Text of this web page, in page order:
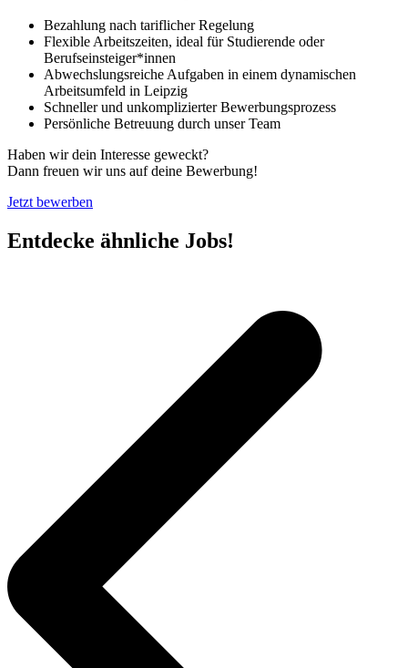
Bezahlung nach tariflicher Regelung
Flexible Arbeitszeiten, ideal für Studierende oder
Berufseinsteiger*innen
Abwechslungsreiche Aufgaben in einem dynamischen
Arbeitsumfeld in Leipzig
Schneller und unkomplizierter Bewerbungsprozess
Persönliche Betreuung durch unser Team
Haben wir dein Interesse geweckt?
Dann freuen wir uns auf deine Bewerbung!
Jetzt bewerben
Entdecke ähnliche Jobs!